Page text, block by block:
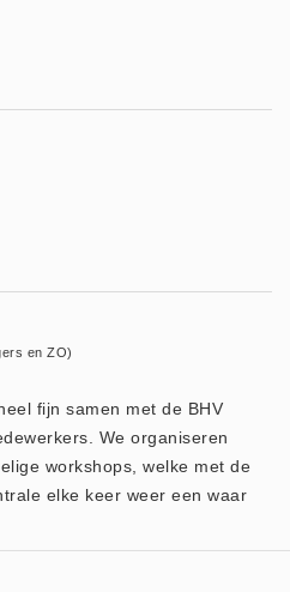
en ZO)
fijn samen met de BHV
We organiseren
workshops, welke met de
elke keer weer een waar